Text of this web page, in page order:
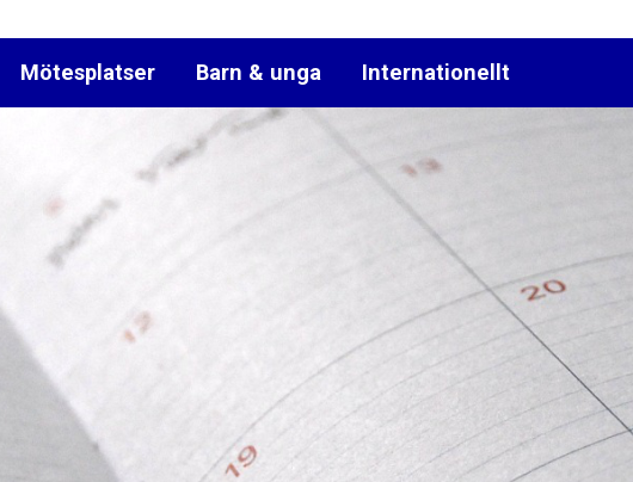
Mötesplatser Barn & unga Internationellt